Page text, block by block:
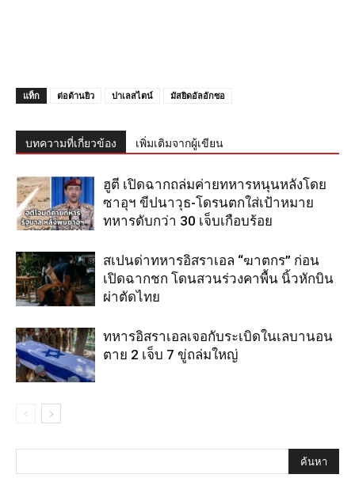
แท็ก ต่อต้านยิว ปาเลสไตน์ มัสยิดอัลอักซอ
บทความที่เกี่ยวข้อง เพิ่มเติมจากผู้เขียน
ฮูตี เปิดฉากถล่มค่ายทหารหนุนหลังโดย
ซาอุฯ ขีปนาวุธ-โดรนตกใส่เป้าหมาย
ทหารดับกว่า 30 เจ็บเกือบร้อย
สเปนด่าทหารอิสราเอล “ฆาตกร” ก่อน
เปิดฉากชก โดนสวนร่วงคาพื้น นิ้วหักบิน
ผ่าตัดไทย
ทหารอิสราเอลเจอกับระเบิดในเลบานอน
ตาย 2 เจ็บ 7 ขู่ถล่มใหญ่